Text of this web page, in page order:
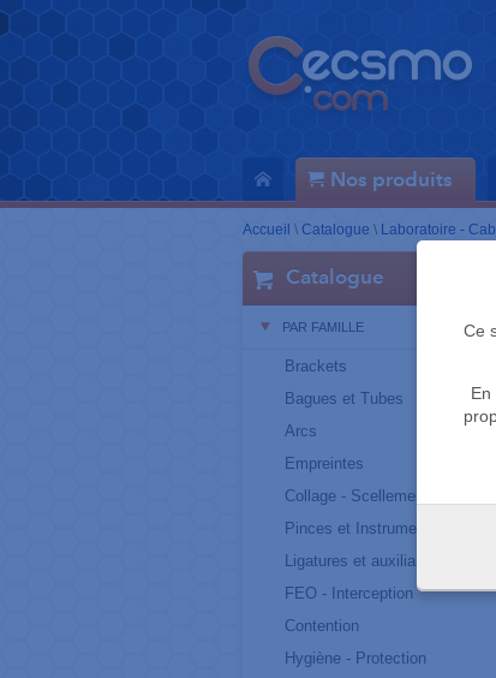
Nos produits
Ce
Accueil \ Catalogue \ Laboratoire -
Catalogue
PAR FAMILLE
Brackets
Bagues et Tubes
Arcs
Empreintes
Collage - Scellement
Pinces et Instruments
Ligatures et auxiliaires
FEO - Interception
Contention
Hygiène - Protection